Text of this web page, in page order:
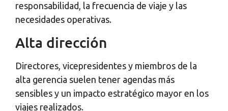
responsabilidad, la frecuencia de viaje y las
necesidades operativas.
Alta dirección
Directores, vicepresidentes y miembros de la
alta gerencia suelen tener agendas más
sensibles y un impacto estratégico mayor en los
viajes realizados.